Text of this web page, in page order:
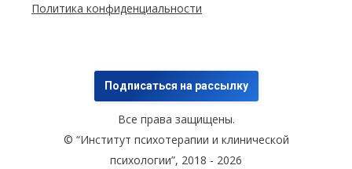
Политика конфиденциальности
Подписаться на рассылку
Все права защищены.
© “Институт психотерапии и клинической
психологии”, 2018 - 2026